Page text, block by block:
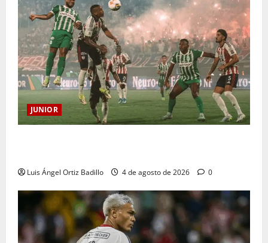
JUNIOR
Luis Ángel Ortiz Badillo 4 de agosto de 2026 0